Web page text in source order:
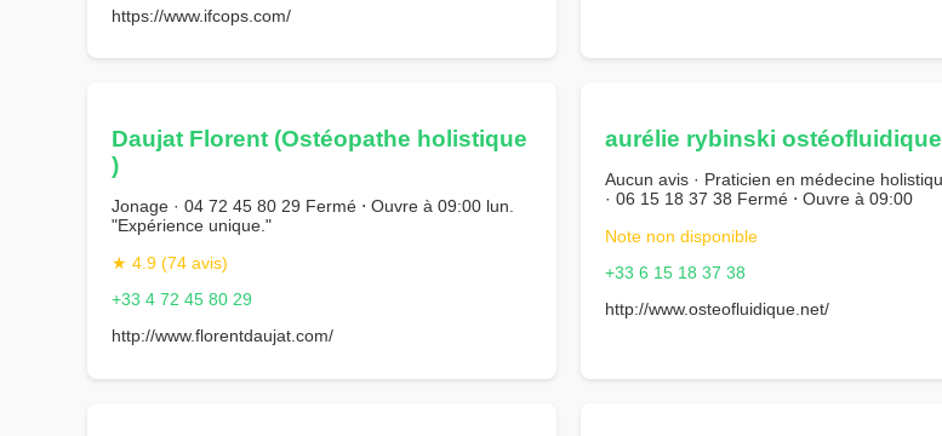
https://www.ifcops.com/
Daujat Florent (Ostéopathe holistique
)
Jonage · 04 72 45 80 29 Fermé ⋅ Ouvre à 09:00 lun.
"Expérience unique."
★ 4.9 (74 avis)
+33 4 72 45 80 29
http://www.florentdaujat.com/
aurélie rybinski ostéofluidique
Aucun avis · Praticien en médecine
· 06 15 18 37 38 Fermé ⋅ Ouvre à 09:00
Note non disponible
+33 6 15 18 37 38
http://www.osteofluidique.net/